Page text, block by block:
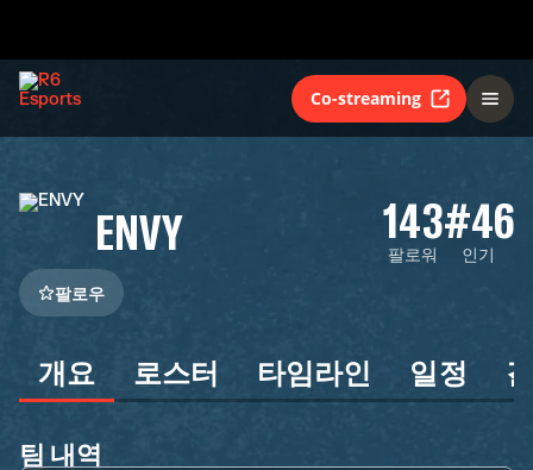
Co-streaming
ENVY 143
팔로워
#46
인기
팔로우
개요 로스터 타임라인 일정
팀 내역